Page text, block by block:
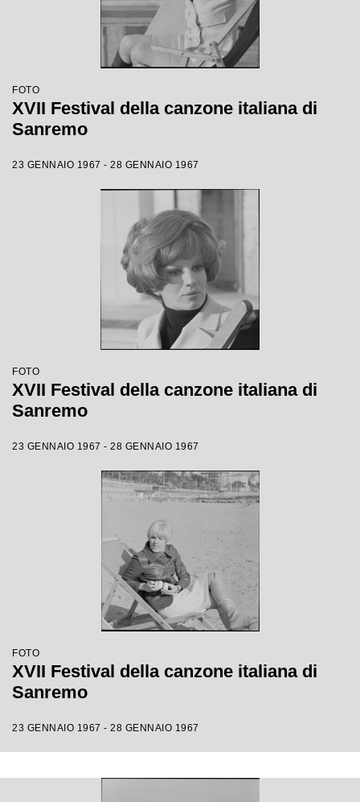
FOTO
XVII Festival della canzone italiana di
Sanremo
23 GENNAIO 1967 - 28 GENNAIO 1967
FOTO
XVII Festival della canzone italiana di
Sanremo
23 GENNAIO 1967 - 28 GENNAIO 1967
FOTO
XVII Festival della canzone italiana di
Sanremo
23 GENNAIO 1967 - 28 GENNAIO 1967